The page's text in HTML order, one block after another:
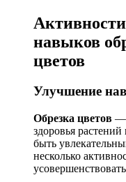
навыков
цветов
Улучшение
Обрезка цветов —
здоровья
быть
несколько